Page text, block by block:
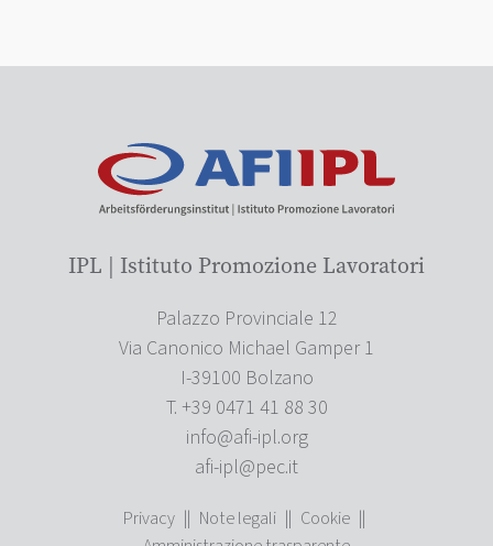
IPL | Istituto Promozione Lavoratori
Palazzo Provinciale 12
Via Canonico Michael Gamper 1
I-39100 Bolzano
T. +39 0471 41 88 30
info@afi-ipl.org
afi-ipl@pec.it
Privacy || Note legali || Cookie ||